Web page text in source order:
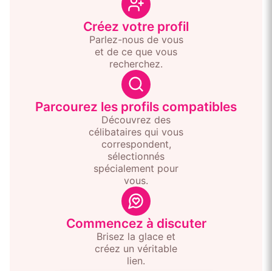
Créez votre profil
Parlez-nous de vous
et de ce que vous
recherchez.
Parcourez les profils compatibles
Découvrez des
célibataires qui vous
correspondent,
sélectionnés
spécialement pour
vous.
Commencez à discuter
Brisez la glace et
créez un véritable
lien.